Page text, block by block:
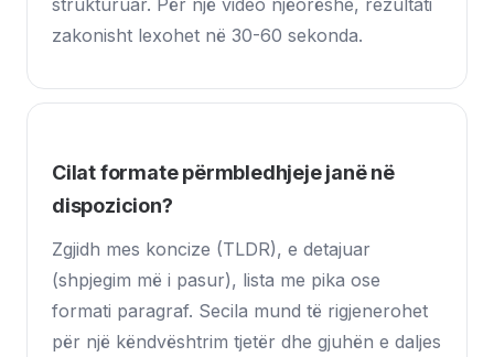
strukturuar. Për një video njëorëshe, rezultati
zakonisht lexohet në 30-60 sekonda.
Cilat formate përmbledhjeje janë në
dispozicion?
Zgjidh mes koncize (TLDR), e detajuar
(shpjegim më i pasur), lista me pika ose
formati paragraf. Secila mund të rigjenerohet
për një këndvështrim tjetër dhe gjuhën e daljes